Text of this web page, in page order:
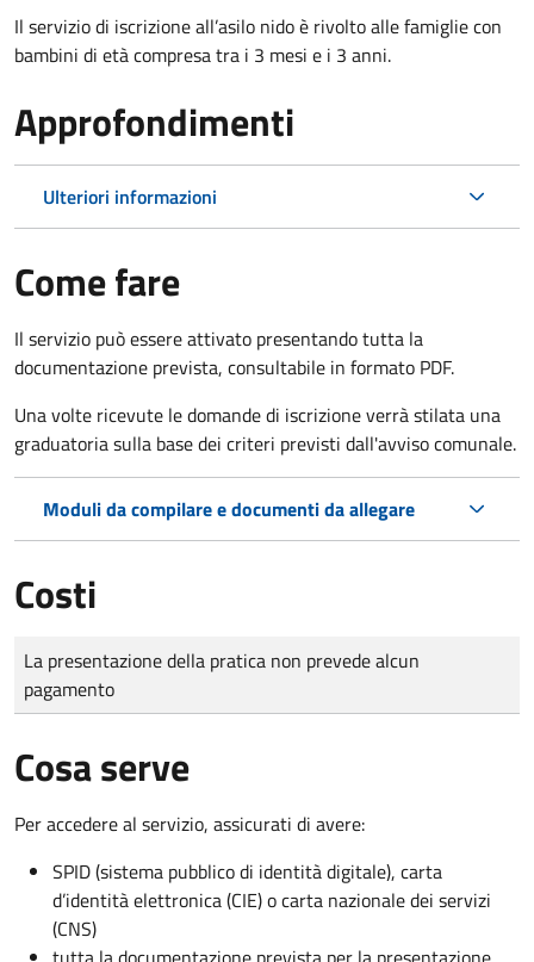
Il servizio di iscrizione all’asilo nido è rivolto alle famiglie con
bambini di età compresa tra i 3 mesi e i 3 anni.
Approfondimenti
Ulteriori informazioni
Come fare
Il servizio può essere attivato presentando tutta la
documentazione prevista, consultabile in formato PDF.
Una volte ricevute le domande di iscrizione verrà stilata una
graduatoria sulla base dei criteri previsti dall'avviso comunale.
Moduli da compilare e documenti da allegare
Costi
Tipo di pagamento
Importo
La presentazione della pratica non prevede alcun
pagamento
Cosa serve
Per accedere al servizio, assicurati di avere:
SPID (sistema pubblico di identità digitale), carta
d’identità elettronica (CIE) o carta nazionale dei servizi
(CNS)